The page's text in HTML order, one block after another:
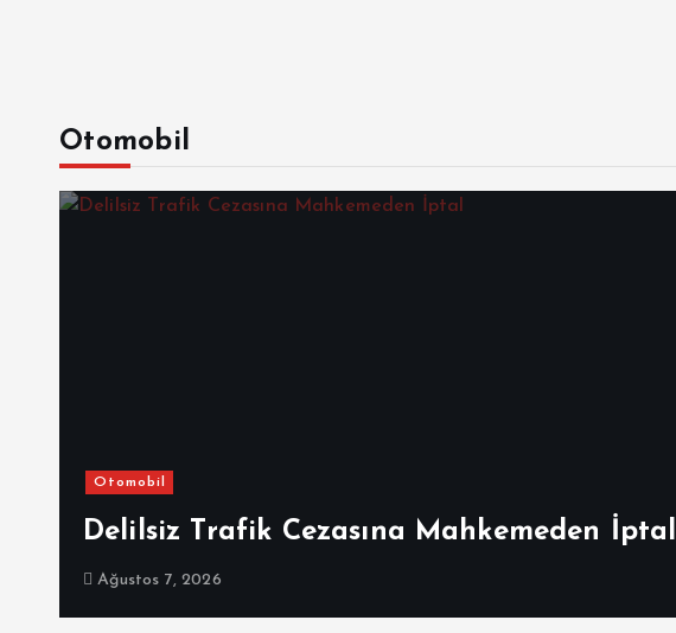
Otomobil
Otomobil
Delilsiz Trafik Cezasına Mahkemeden İptal
Ağustos 7, 2026